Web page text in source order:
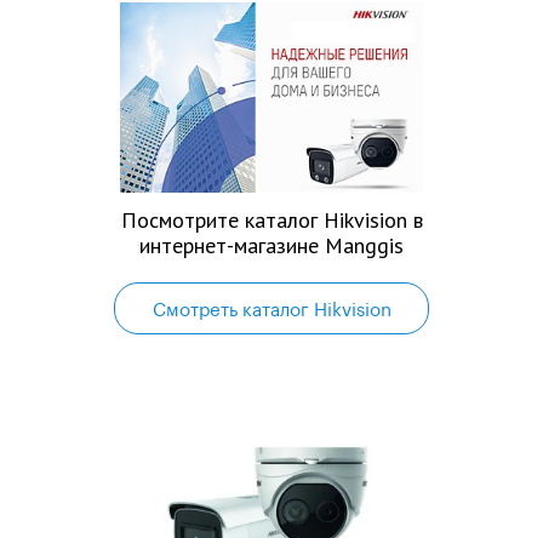
Посмотрите каталог Hikvision в
интернет-магазине Manggis
Смотреть каталог Hikvision